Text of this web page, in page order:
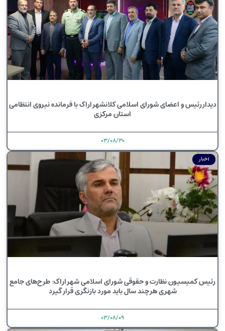
دیدار رئیس و اعضای شورای اسلامی کلانشهر اراک با فرمانده نیروی انتظامی
استان مرکزی
۰۳/۰۸/۳۰
اخبار
رئیس کمیسیون نظارت و حقوقی شورای اسلامی شهر اراک: طرح‌های جامع
شهری هر چند سال باید مورد بازنگری قرار گیرد
۰۳/۰۸/۰۹